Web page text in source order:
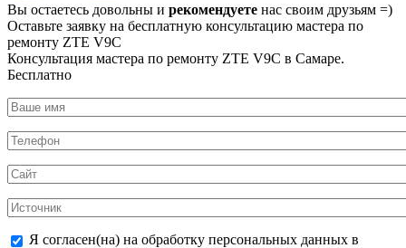
Вы остаетесь довольны и рекомендуете нас своим друзьям =)
Оставьте заявку на бесплатную консультацию мастера по
ремонту ZTE V9C
Консультация мастера по ремонту ZTE V9C в Самаре.
Бесплатно
Я согласен(на) на обработку персональных данных в